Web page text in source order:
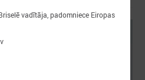
vadītāja, padomniece Eiropas